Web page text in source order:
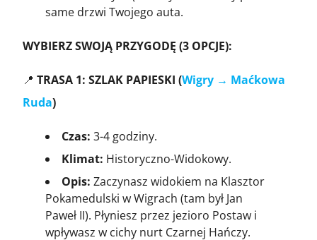
same drzwi Twojego auta.
WYBIERZ SWOJĄ PRZYGODĘ (3 OPCJE):
📍 TRASA 1: SZLAK PAPIESKI (Wigry → Maćkowa
Ruda)
Czas: 3-4 godziny.
Klimat: Historyczno-Widokowy.
Opis: Zaczynasz widokiem na Klasztor
Pokamedulski w Wigrach (tam był Jan
Paweł II). Płyniesz przez jezioro Postaw i
wpływasz w cichy nurt Czarnej Hańczy.